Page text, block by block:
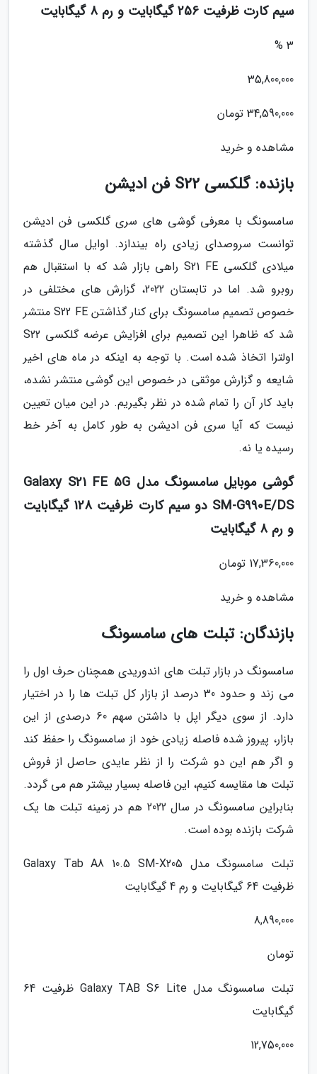
سیم کارت ظرفیت 256 گیگابایت و رم 8 گیگابایت
3 %
35,800,000
34,590,000 تومان
مشاهده و خرید
بازنده: گلکسی S22 فن ادیشن
سامسونگ با معرفی گوشی های سری گلکسی فن ادیشن
توانست سروصدای زیادی راه بیندازد. اوایل سال گذشته
میلادی گلکسی S21 FE راهی بازار شد که با استقبال هم
روبرو شد. اما در تابستان 2022، گزارش های مختلفی در
خصوص تصمیم سامسونگ برای کنار گذاشتن S22 FE منتشر
شد که ظاهرا این تصمیم برای افزایش عرضه گلکسی S22
اولترا اتخاذ شده است. با توجه به اینکه در ماه های اخیر
شایعه و گزارش موثقی در خصوص این گوشی منتشر نشده،
باید کار آن را تمام شده در نظر بگیریم. در این میان تعیین
نیست که آیا سری فن ادیشن به طور کامل به آخر خط
رسیده یا نه.
گوشی موبایل سامسونگ مدل Galaxy S21 FE 5G
SM-G990E/DS دو سیم کارت ظرفیت 128 گیگابایت
و رم 8 گیگابایت
17,360,000 تومان
مشاهده و خرید
بازندگان: تبلت های سامسونگ
سامسونگ در بازار تبلت های اندوریدی همچنان حرف اول را
می زند و حدود 30 درصد از بازار کل تبلت ها را در اختیار
دارد. از سوی دیگر اپل با داشتن سهم 60 درصدی از این
بازار، پیروز شده فاصله زیادی خود از سامسونگ را حفظ کند
و اگر هم این دو شرکت را از نظر عایدی حاصل از فروش
تبلت ها مقایسه کنیم، این فاصله بسیار بیشتر هم می گردد.
بنابراین سامسونگ در سال 2022 هم در زمینه تبلت ها یک
شرکت بازنده بوده است.
تبلت سامسونگ مدل Galaxy Tab A8 10.5 SM-X205
ظرفیت 64 گیگابایت و رم 4 گیگابایت
8,890,000
تومان
تبلت سامسونگ مدل Galaxy TAB S6 Lite ظرفیت 64
گیگابایت
12,750,000